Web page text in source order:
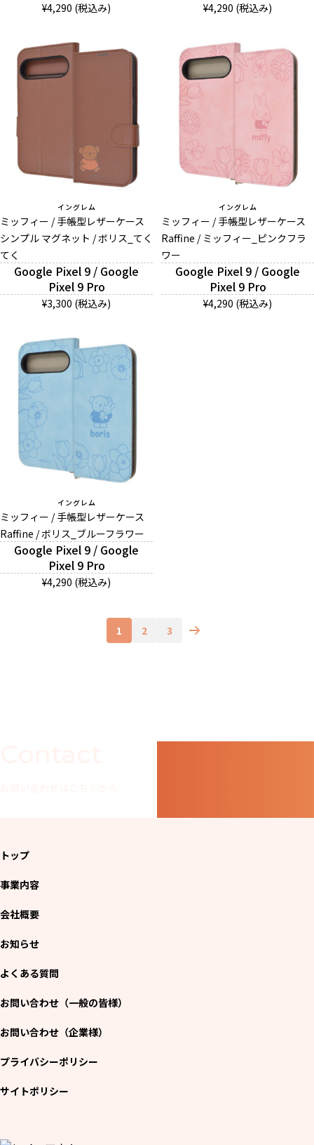
¥4,290 (税込み) ¥4,290 (税込み)
イングレム
ミッフィー / 手帳型レザーケース
シンプル マグネット / ボリス_てく
てく
Google Pixel 9 / Google
Pixel 9 Pro
¥3,300 (税込み)
イングレム
ミッフィー / 手帳型レザーケース
Raffine / ミッフィー_ピンクフラ
ワー
Google Pixel 9 / Google
Pixel 9 Pro
¥4,290 (税込み)
イングレム
ミッフィー / 手帳型レザーケース
Raffine / ボリス_ブルーフラワー
Google Pixel 9 / Google
Pixel 9 Pro
¥4,290 (税込み)
1 2 3
トップ
事業内容
会社概要
お知らせ
よくある質問
お問い合わせ（一般の皆様）
お問い合わせ（企業様）
プライバシーポリシー
サイトポリシー